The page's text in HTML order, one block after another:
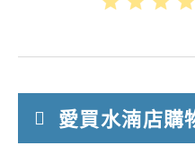
愛買水湳店購